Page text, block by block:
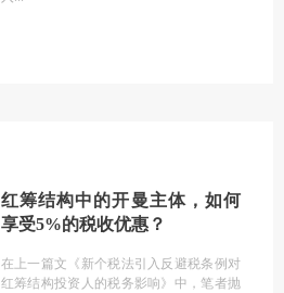
红筹结构中的开曼主体，如何
享受5%的税收优惠？
在上一篇文《新个税法引入反避税条例对
红筹结构投资人的税务影响》中，笔者抛